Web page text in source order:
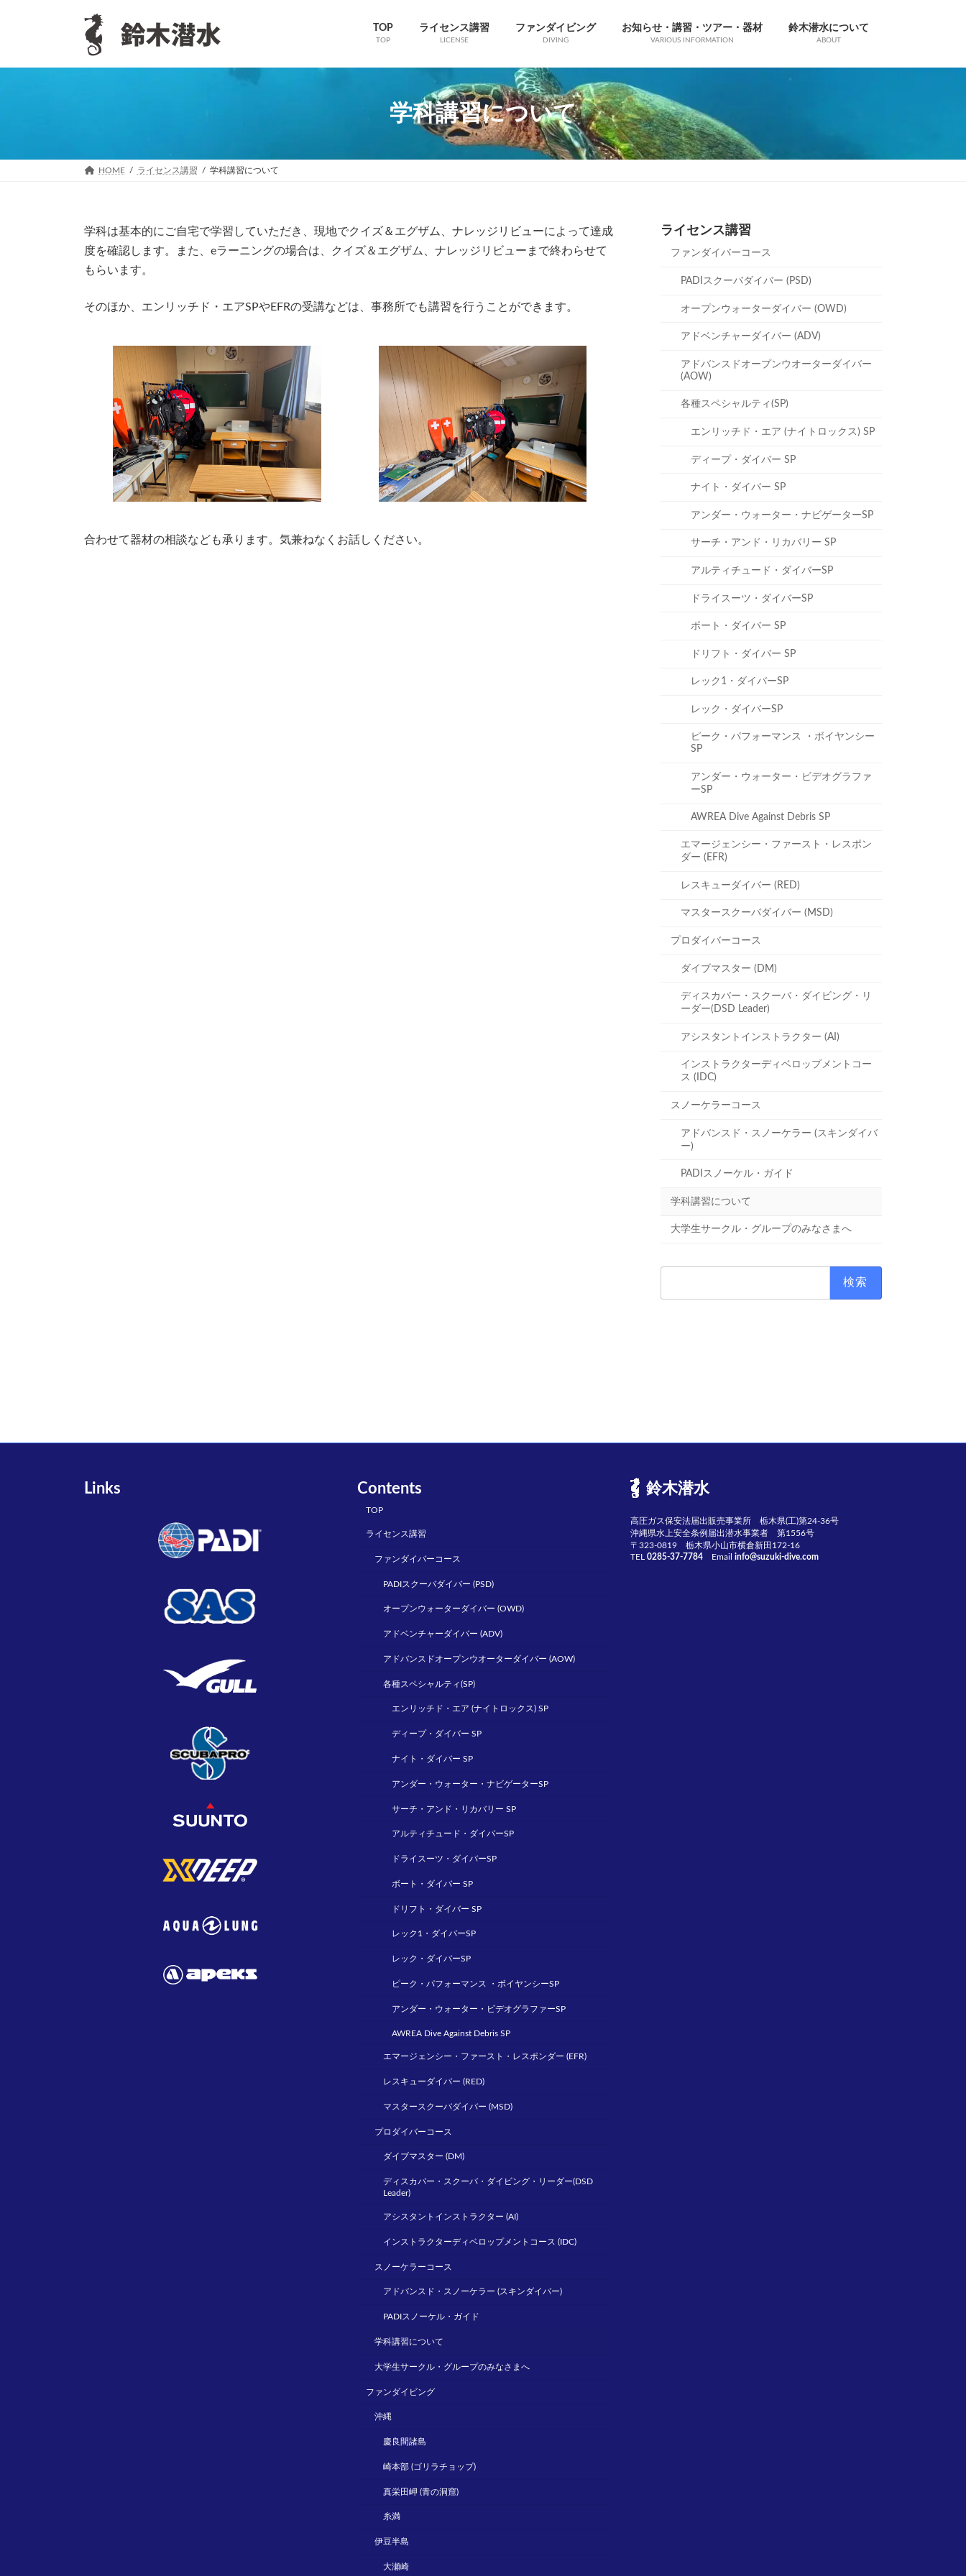
ツ
シ
TOP
TOP
ライセンス講習
LICENSE
ファンダイビング
DIVING
お知らせ・講習・ツアー・器材
VARIOUS INFORMATION
鈴木潜水について
ABOUT
学科講習について
HOME ライセンス講習 学科講習について
学科は基本的にご自宅で学習していただき、現地でクイズ＆エグザム、ナレッジリビューによって達成
度を確認します。また、eラーニングの場合は、クイズ＆エグザム、ナレッジリビューまで終わらせて
もらいます。
そのほか、エンリッチド・エアSPやEFRの受講などは、事務所でも講習を行うことができます。
合わせて器材の相談なども承ります。気兼ねなくお話しください。
ライセンス講習
ファンダイバーコース
PADIスクーバダイバー (PSD)
オープンウォーターダイバー (OWD)
アドベンチャーダイバー (ADV)
アドバンスドオープンウオーターダイバー
(AOW)
各種スペシャルティ(SP)
エンリッチド・エア (ナイトロックス) SP
ディープ・ダイバー SP
ナイト・ダイバー SP
アンダー・ウォーター・ナビゲーターSP
サーチ・アンド・リカバリー SP
アルティチュード・ダイバーSP
ドライスーツ・ダイバーSP
ボート・ダイバー SP
ドリフト・ダイバー SP
レック1・ダイバーSP
レック・ダイバーSP
ピーク・パフォーマンス ・ボイヤンシー
SP
アンダー・ウォーター・ビデオグラファ
ーSP
AWREA Dive Against Debris SP
エマージェンシー・ファースト・レスポン
ダー (EFR)
レスキューダイバー (RED)
マスタースクーバダイバー (MSD)
プロダイバーコース
ダイブマスター (DM)
ディスカバー・スクーバ・ダイビング・リ
ーダー(DSD Leader)
アシスタントインストラクター (AI)
インストラクターディベロップメントコー
ス (IDC)
スノーケラーコース
アドバンスド・スノーケラー (スキンダイバ
ー)
PADIスノーケル・ガイド
学科講習について
大学生サークル・グループのみなさまへ
Links Contents
TOP
ライセンス講習
ファンダイバーコース
PADIスクーバダイバー (PSD)
オープンウォーターダイバー (OWD)
アドベンチャーダイバー (ADV)
アドバンスドオープンウオーターダイバー (AOW)
各種スペシャルティ(SP)
エンリッチド・エア (ナイトロックス) SP
ディープ・ダイバー SP
ナイト・ダイバー SP
アンダー・ウォーター・ナビゲーターSP
サーチ・アンド・リカバリー SP
アルティチュード・ダイバーSP
ドライスーツ・ダイバーSP
ボート・ダイバー SP
ドリフト・ダイバー SP
レック1・ダイバーSP
レック・ダイバーSP
ピーク・パフォーマンス ・ボイヤンシーSP
アンダー・ウォーター・ビデオグラファーSP
AWREA Dive Against Debris SP
エマージェンシー・ファースト・レスポンダー (EFR)
レスキューダイバー (RED)
マスタースクーバダイバー (MSD)
プロダイバーコース
ダイブマスター (DM)
ディスカバー・スクーバ・ダイビング・リーダー(DSD
Leader)
アシスタントインストラクター (AI)
インストラクターディベロップメントコース (IDC)
スノーケラーコース
アドバンスド・スノーケラー (スキンダイバー)
PADIスノーケル・ガイド
学科講習について
大学生サークル・グループのみなさまへ
ファンダイビング
沖縄
慶良間諸島
崎本部 (ゴリラチョップ)
真栄田岬 (青の洞窟)
糸満
伊豆半島
大瀬崎
鈴木潜水
高圧ガス保安法届出販売事業所 栃木県(工)第24-36号
沖縄県水上安全条例届出潜水事業者 第1556号
〒323-0819 栃木県小山市横倉新田172-16
TEL 0285-37-7784 Email info@suzuki-dive.com